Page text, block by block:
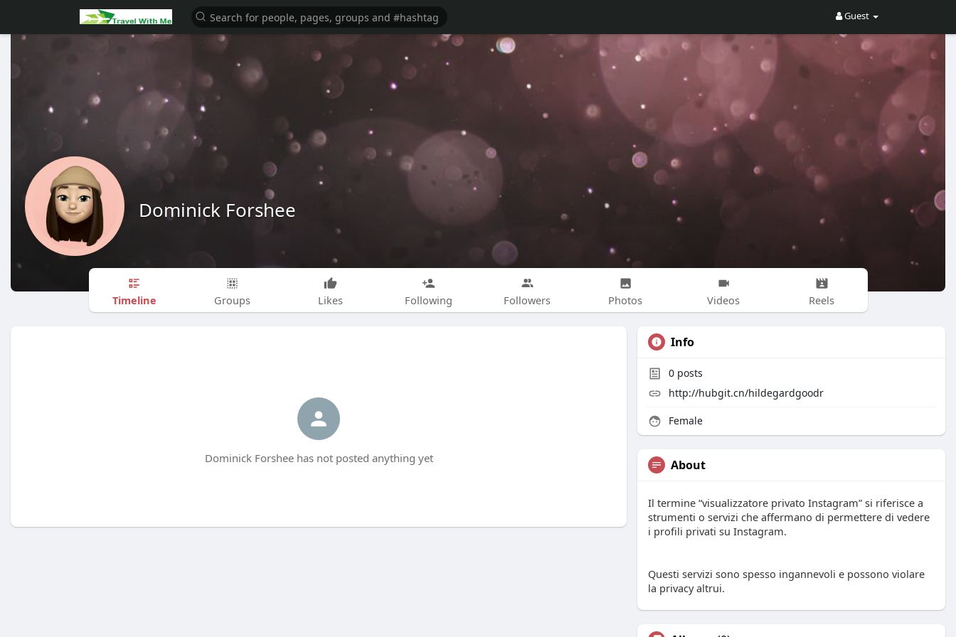
Guest
Dominick Forshee
Timeline Groups Likes Following Followers Photos Videos Reels
Dominick Forshee has not posted anything yet
Info
0 posts
http://hubgit.cn/hildegardgoodr
Female
About
Il termine “visualizzatore privato Instagram” si riferisce a
strumenti o servizi che affermano di permettere di vedere
i profili privati su Instagram.
Questi servizi sono spesso ingannevoli e possono violare
la privacy altrui.